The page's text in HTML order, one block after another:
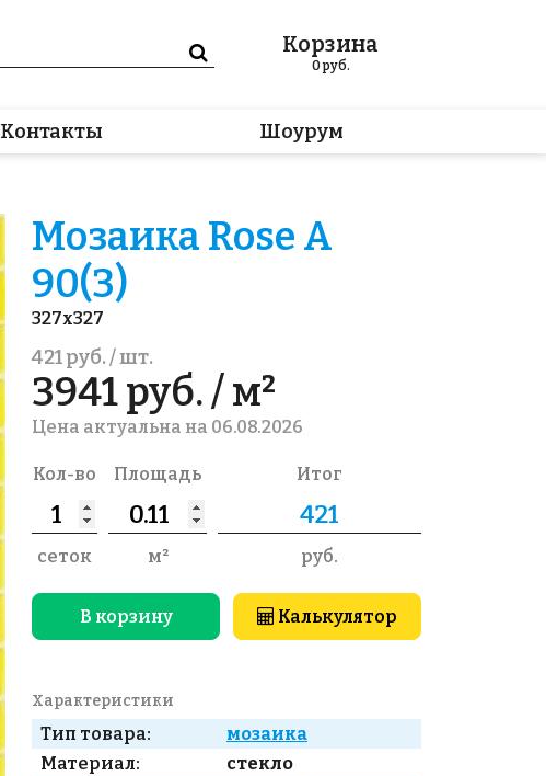
Корзина
0руб.
Контакты Шоурум
Мозаика Rose A
90(3)
327x327
421 руб. / шт.
3941 руб. / м²
Цена актуальна на 06.08.2026
Кол-во
сеток
Площадь
м²
Итог
руб.
В корзину Калькулятор
Характеристики
Тип товара:
мозаика
Материал:
стекло